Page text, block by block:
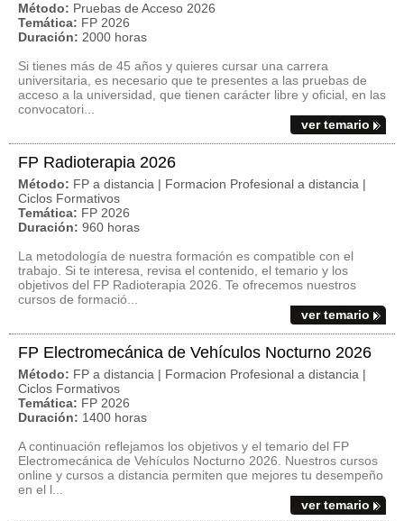
Método: Pruebas de Acceso 2026
Temática: FP 2026
Duración: 2000 horas
Si tienes más de 45 años y quieres cursar una carrera
universitaria, es necesario que te presentes a las pruebas de
acceso a la universidad, que tienen carácter libre y oficial, en las
convocatori...
ver temario
FP Radioterapia 2026
Método: FP a distancia | Formacion Profesional a distancia |
Ciclos Formativos
Temática: FP 2026
Duración: 960 horas
La metodología de nuestra formación es compatible con el
trabajo. Si te interesa, revisa el contenido, el temario y los
objetivos del FP Radioterapia 2026. Te ofrecemos nuestros
cursos de formació...
ver temario
FP Electromecánica de Vehículos Nocturno 2026
Método: FP a distancia | Formacion Profesional a distancia |
Ciclos Formativos
Temática: FP 2026
Duración: 1400 horas
A continuación reflejamos los objetivos y el temario del FP
Electromecánica de Vehículos Nocturno 2026. Nuestros cursos
online y cursos a distancia permiten que mejores tu desempeño
en el l...
ver temario